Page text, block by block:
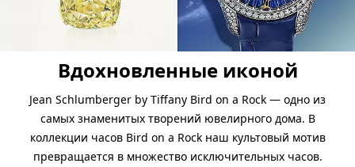
Вдохновленные иконой
Jean Schlumberger by Tiffany Bird on a Rock — одно из
самых знаменитых творений ювелирного дома. В
коллекции часов Bird on a Rock наш культовый мотив
превращается в множество исключительных часов.